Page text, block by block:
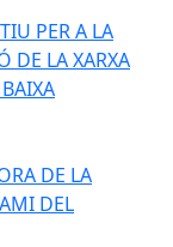
PER A LA
DE LA XARXA
DE LA
DEL